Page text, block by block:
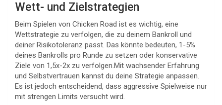
Wett- und Zielstrategien
Beim Spielen von Chicken Road ist es wichtig, eine
Wettstrategie zu verfolgen, die zu deinem Bankroll und
deiner Risikotoleranz passt. Das könnte bedeuten, 1-5%
deines Bankrolls pro Runde zu setzen oder konservative
Ziele von 1,5x-2x zu verfolgen.Mit wachsender Erfahrung
und Selbstvertrauen kannst du deine Strategie anpassen.
Es ist jedoch entscheidend, dass aggressive Spielweise nur
mit strengen Limits versucht wird.